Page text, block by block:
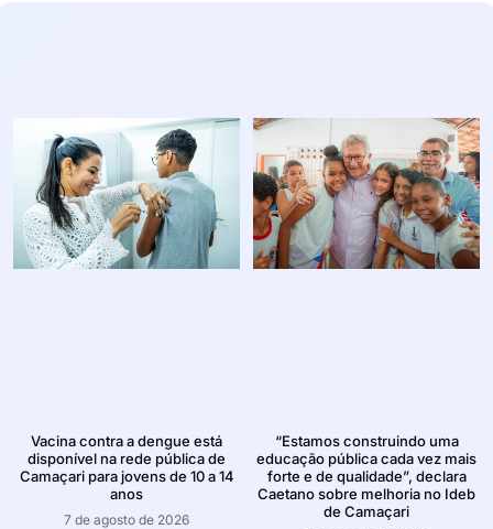
Vacina contra a dengue está
disponível na rede pública de
Camaçari para jovens de 10 a 14
anos
7 de agosto de 2026
“Estamos construindo uma
educação pública cada vez mais
forte e de qualidade”, declara
Caetano sobre melhoria no Ideb
de Camaçari